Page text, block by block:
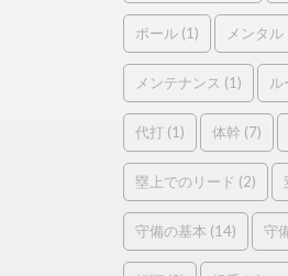
ボール (1) メンタ
メンテナンス (1) ル
代打 (1) 体幹 (7)
塁上でのリード (2)
守備の基本 (14) 守